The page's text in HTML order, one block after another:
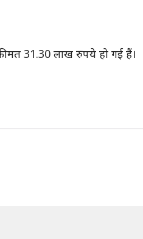
31.30 लाख रुपये हो गई हैं।